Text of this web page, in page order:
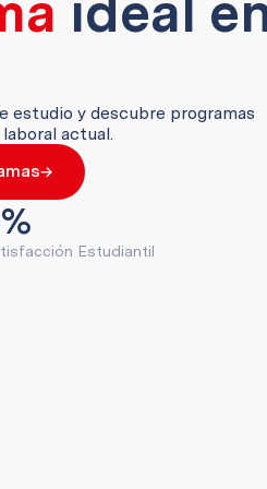
estudio y descubre programas
actual.
→
%
Estudiantil